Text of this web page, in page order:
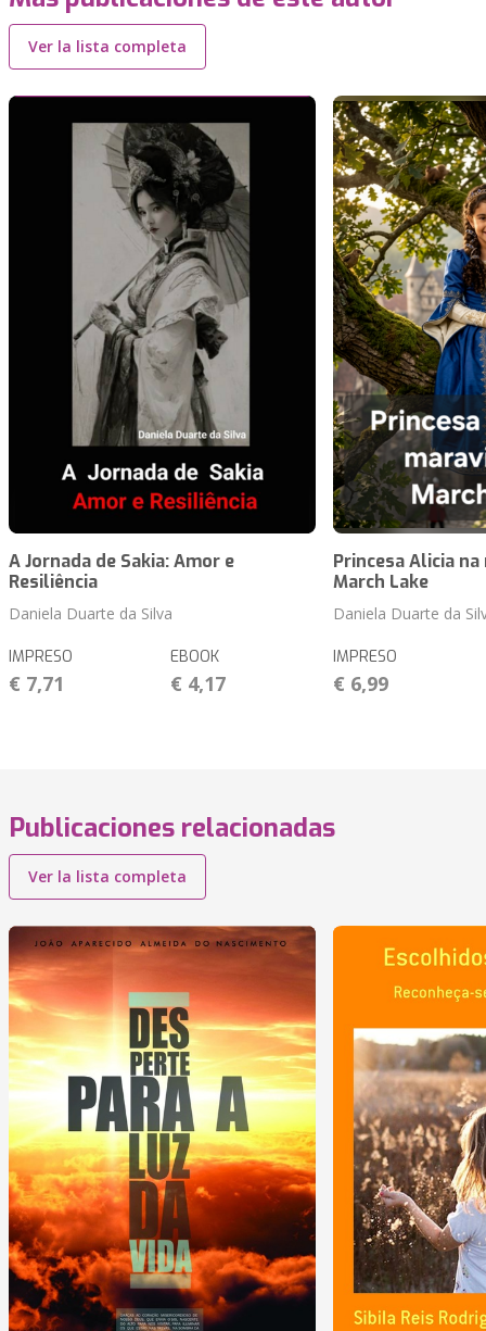
Ver la lista completa
A Jornada de Sakia: Amor e
Resiliência
Daniela Duarte da Silva
IMPRESO
€ 7,71
EBOOK
€ 4,17
Princesa Alicia
March Lake
Daniela Duarte da
IMPRESO
€ 6,99
Publicaciones relacionadas
Ver la lista completa